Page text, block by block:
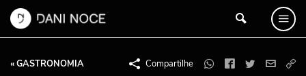
« GASTRONOMIA Compartilhe